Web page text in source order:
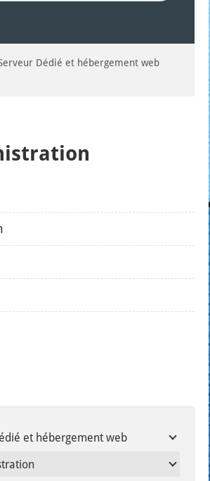
Dédié et hébergement web
et hébergement web